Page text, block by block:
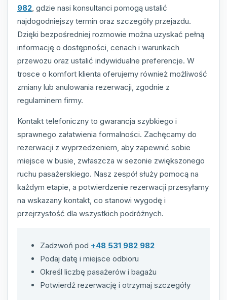
982 , gdzie nasi konsultanci pomogą ustalić
najdogodniejszy termin oraz szczegóły przejazdu.
Dzięki bezpośredniej rozmowie można uzyskać pełną
informację o dostępności, cenach i warunkach
przewozu oraz ustalić indywidualne preferencje. W
trosce o komfort klienta oferujemy również możliwość
zmiany lub anulowania rezerwacji, zgodnie z
regulaminem firmy.
Kontakt telefoniczny to gwarancja szybkiego i
sprawnego załatwienia formalności. Zachęcamy do
rezerwacji z wyprzedzeniem, aby zapewnić sobie
miejsce w busie, zwłaszcza w sezonie zwiększonego
ruchu pasażerskiego. Nasz zespół służy pomocą na
każdym etapie, a potwierdzenie rezerwacji przesyłamy
na wskazany kontakt, co stanowi wygodę i
przejrzystość dla wszystkich podróżnych.
Zadzwoń pod +48 531 982 982
Podaj datę i miejsce odbioru
Określ liczbę pasażerów i bagażu
Potwierdź rezerwację i otrzymaj szczegóły